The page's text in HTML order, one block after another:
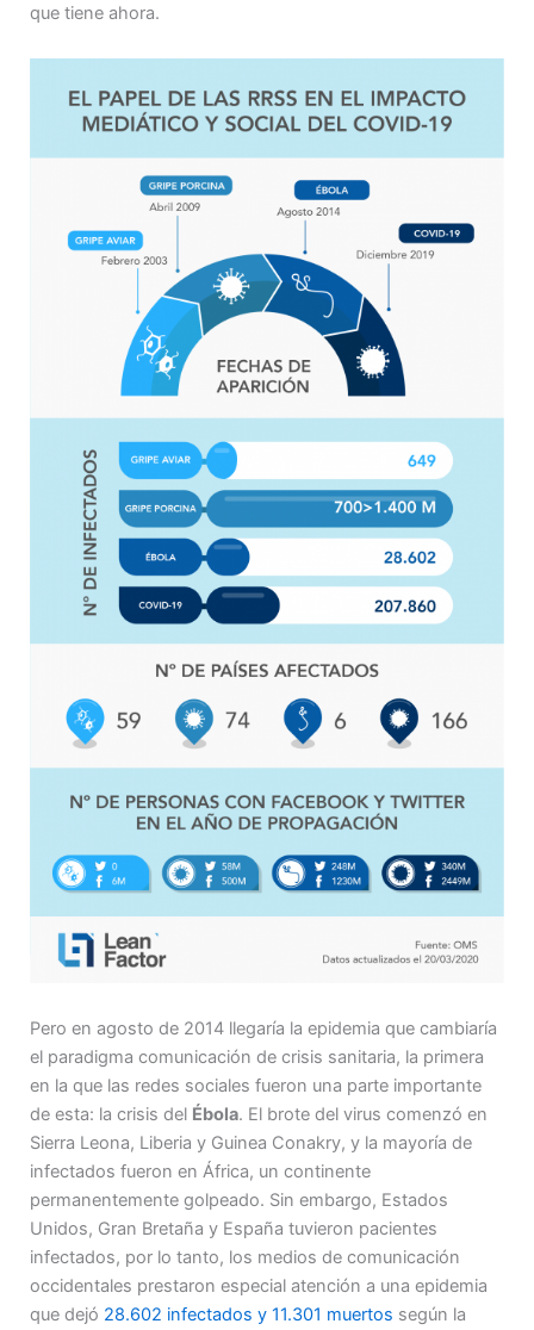
que tiene ahora.
Pero en agosto de 2014 llegaría la epidemia que cambiaría
el paradigma comunicación de crisis sanitaria, la primera
en la que las redes sociales fueron una parte importante
de esta: la crisis del Ébola. El brote del virus comenzó en
Sierra Leona, Liberia y Guinea Conakry, y la mayoría de
infectados fueron en África, un continente
permanentemente golpeado. Sin embargo, Estados
Unidos, Gran Bretaña y España tuvieron pacientes
infectados, por lo tanto, los medios de comunicación
occidentales prestaron especial atención a una epidemia
que dejó 28.602 infectados y 11.301 muertos según la